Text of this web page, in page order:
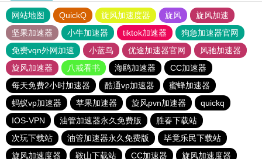
网站地图 QuickQ 旋风加速度器 旋风
旋风加速
坚果加速器
小牛加速器 tiktok加速器
狗急加速器官网
免费vqn外网加速
小蓝鸟 优途加速器官网
风驰加速器
旋风加速器
八戒看书 海鸥加速器
CC加速器
每天免费2小时加速器
酷通vp加速器
蜜蜂加速器
蚂蚁vp加速器
苹果加速器 旋风pvn加速器
quickq
IOS-VPN
油管加速器永久免费版
胜春下载站
次玩下载站
油管加速器永久免费版
毕竟乐民下载站
旋风加速度器
鞍山下载站 CC加速器 旋风加速度器